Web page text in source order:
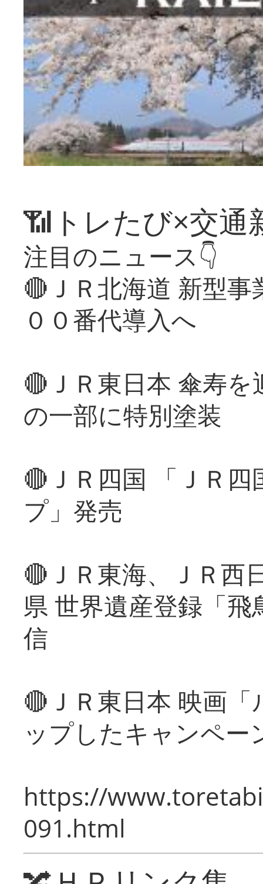
📶トレたび×交通
注目のニュース👇
🔴ＪＲ北海道 新型
００番代導入へ
🔴ＪＲ東日本 傘寿
の一部に特別塗装
🔴ＪＲ四国 「ＪＲ
プ」発売
🔴ＪＲ東海、ＪＲ西
県 世界遺産登録「
信
🔴ＪＲ東日本 映画
ップしたキャンペー
https://
091.html